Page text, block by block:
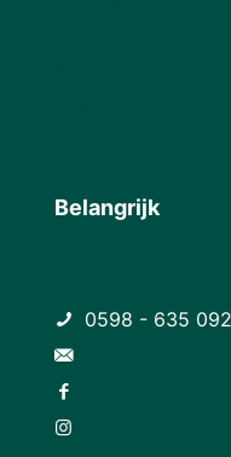
Belangrijk
0598 - 635 092